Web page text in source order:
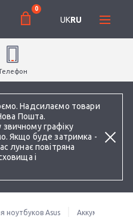
Надсилаємо товари
Пошта.
графіку
Якщо буде затримка -
лунає повітряна
і
0
UKRU
ноутбуков Asus Аккумуляторы